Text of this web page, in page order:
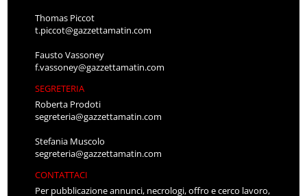
Thomas Piccot
t.piccot@gazzettamatin.com
Fausto Vassoney
f.vassoney@gazzettamatin.com
SEGRETERIA
Roberta Prodoti
segreteria@gazzettamatin.com
Stefania Muscolo
segreteria@gazzettamatin.com
CONTATTACI
Per pubblicazione annunci, necrologi, offro e cerco lavoro,